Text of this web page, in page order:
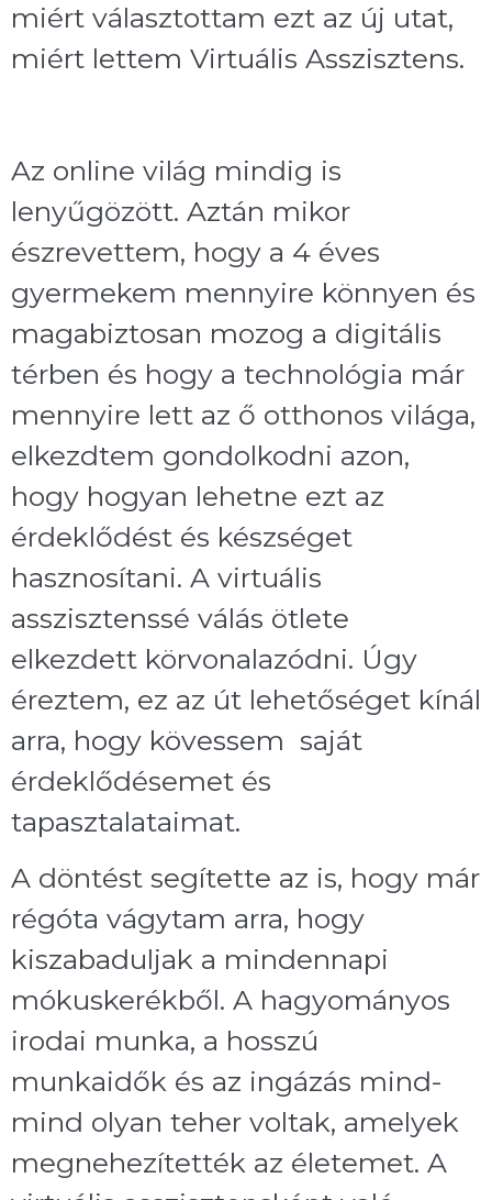
miért választottam ezt az új utat,
miért lettem Virtuális Asszisztens.
Az online világ mindig is
lenyűgözött. Aztán mikor
észrevettem, hogy a 4 éves
gyermekem mennyire könnyen és
magabiztosan mozog a digitális
térben és hogy a technológia már
mennyire lett az ő otthonos világa,
elkezdtem gondolkodni azon,
hogy hogyan lehetne ezt az
érdeklődést és készséget
hasznosítani. A virtuális
asszisztenssé válás ötlete
elkezdett körvonalazódni. Úgy
éreztem, ez az út lehetőséget kínál
arra, hogy kövessem saját
érdeklődésemet és
tapasztalataimat.
A döntést segítette az is, hogy már
régóta vágytam arra, hogy
kiszabaduljak a mindennapi
mókuskerékből. A hagyományos
irodai munka, a hosszú
munkaidők és az ingázás mind-
mind olyan teher voltak, amelyek
megnehezítették az életemet. A